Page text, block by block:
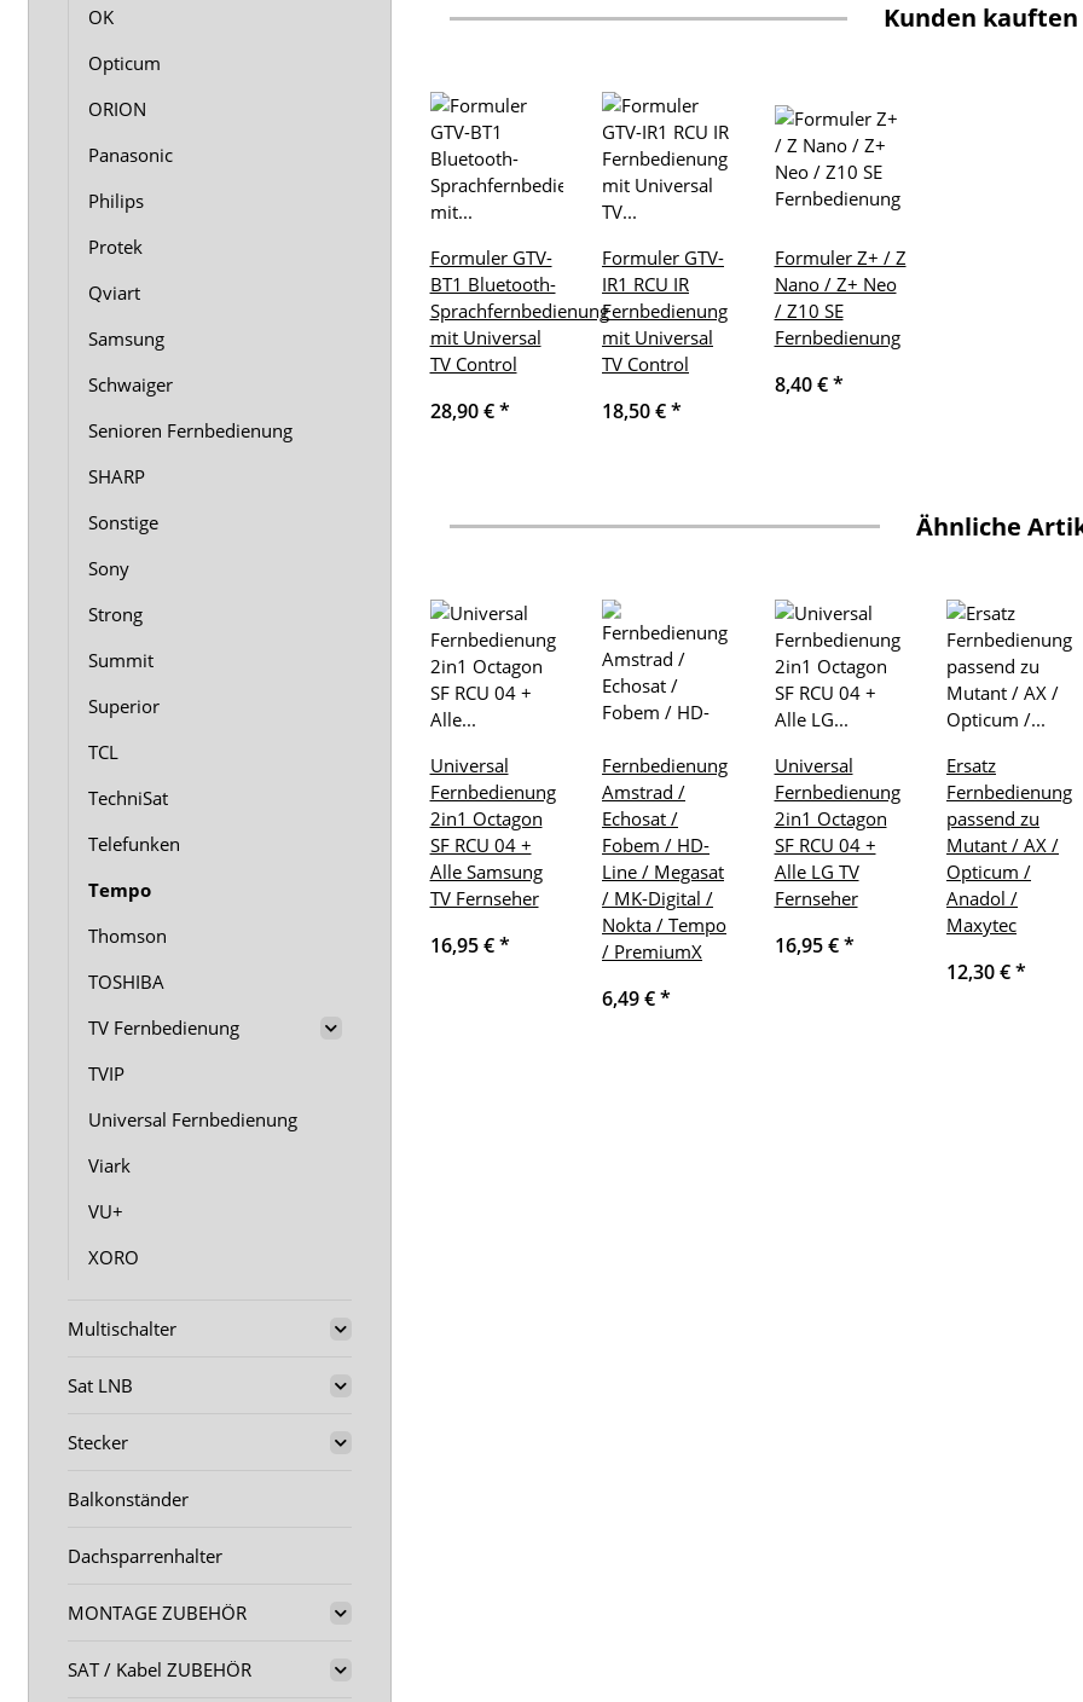
Kunden kauften
Formuler GTV-
BT1 Bluetooth-
Sprachfernbedienung
mit Universal
TV Control
28,90 €*
Formuler GTV-
IR1 RCU IR
Fernbedienung
mit Universal
TV Control
18,50 €*
Formuler Z+ / Z
Nano / Z+ Neo
/ Z10 SE
Fernbedienung
8,40 €*
Ähnliche
Universal
Fernbedienung
2in1 Octagon
SF RCU 04 +
Alle Samsung
TV Fernseher
16,95 €*
Fernbedienung
Amstrad /
Echosat /
Fobem / HD-
Line / Megasat
/ MK-Digital /
Nokta / Tempo
/ PremiumX
6,49 €*
Universal
Fernbedienung
2in1 Octagon
SF RCU 04 +
Alle LG TV
Fernseher
16,95 €*
Ersatz
Fernbedienung
passend zu
Mutant / AX /
Opticum /
Anadol /
Maxytec
12,30 €*
OK
Opticum
ORION
Panasonic
Philips
Protek
Qviart
Samsung
Schwaiger
Senioren Fernbedienung
SHARP
Sonstige
Sony
Strong
Summit
Superior
TCL
TechniSat
Telefunken
Tempo
Thomson
TOSHIBA
TV Fernbedienung
TVIP
Universal Fernbedienung
Viark
VU+
XORO
Multischalter
Sat LNB
Stecker
Balkonständer
Dachsparrenhalter
MONTAGE ZUBEHÖR
SAT / Kabel ZUBEHÖR